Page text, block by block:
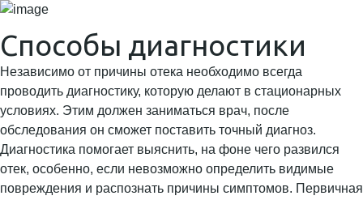
Способы диагностики
Независимо от причины отека необходимо всегда
проводить диагностику, которую делают в стационарных
условиях. Этим должен заниматься врач, после
обследования он сможет поставить точный диагноз.
Диагностика помогает выяснить, на фоне чего развился
отек, особенно, если невозможно определить видимые
повреждения и распознать причины симптомов. Первичная